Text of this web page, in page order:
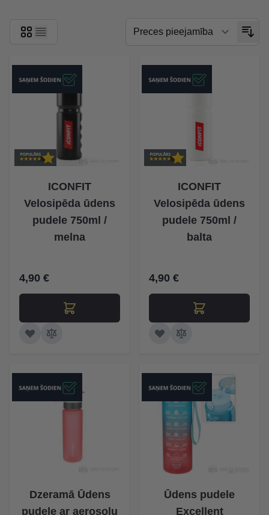
ICONFIT
Velosipēda ūdens
pudele 750ml /
melna
4,90 €
ICONFIT
Velosipēda ūdens
pudele 750ml /
balta
4,90 €
Dzeramā Ūdens
pudele ar aerosolu
Ūdens pudele
Excellent